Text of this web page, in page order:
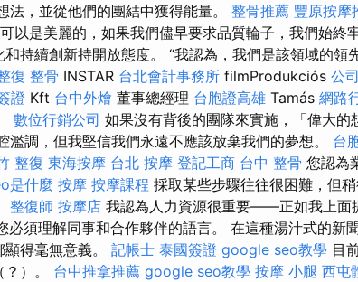
法，並從他們的團結中獲得能量。 整骨推薦 豐原按摩
以是美麗的，如果我們儘早要求品質輪子，我們始終
持續創新持開放態度。 “我認為，我們是該領域的領
復 整骨 INSTAR 台北會計事務所 filmProdukciós 公
證 Kft 台中外燴 董事總經理 台胞證高雄 Tamás 網路
數位行銷公司 如果沒有背後的團隊來實施，「偉大的
調，但我堅信我們永遠不應該放棄我們的夢想。 台
整復 東海按摩 台北 按摩 登記工商 台中 整骨 您認為
是什麼 按摩 按摩課程 採取某些步驟往往很困難，但
整復師 按摩店 我認為人力資源很重要——正如我上面
必須理解同事和合作夥伴的語言。 在這種湯汁式的新
得毫無意義。 記帳士 泰國簽證 google seo教學 目
）。 台中推拿推薦 google seo教學 按摩 小腿 西屯